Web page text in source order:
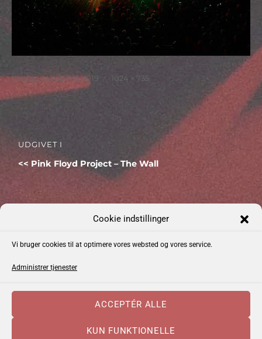
Cookie indstillinger
Vi bruger cookies til at optimere vores websted og vores service.
Administrer tjenester
ACCEPTÉR ALLE
KUN FUNKTIONELLE
Udgivet
tirsdag, oktober 8, 2019
Faktisk
1024 × 735
UDGIVET I
Pink Floyd Project – The Wall
Kommende Begivenheder
Emma Zinck (US)
Dato: 10-09